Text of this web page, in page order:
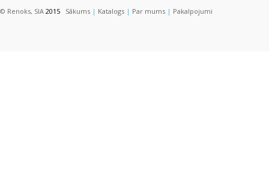
© Renoks, SIA 2015 Sākums | Katalogs | Par mums | Pakalpojumi